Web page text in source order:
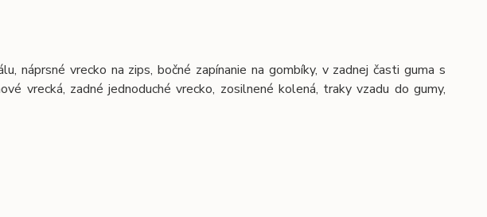
náprsné vrecko na zips, bočné zapínanie na gombíky, v zadnej časti guma s
vrecká, zadné jednoduché vrecko, zosilnené kolená, traky vzadu do gumy,